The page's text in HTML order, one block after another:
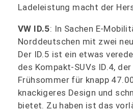
Ladeleistung macht der
VW ID.5: In Sachen E-
Norddeutschen mit zwei
Der ID.5 ist ein etwas
des Kompakt-SUVs ID.4,
Frühsommer für knapp
knackigeres Design und
bietet. Zu haben ist das